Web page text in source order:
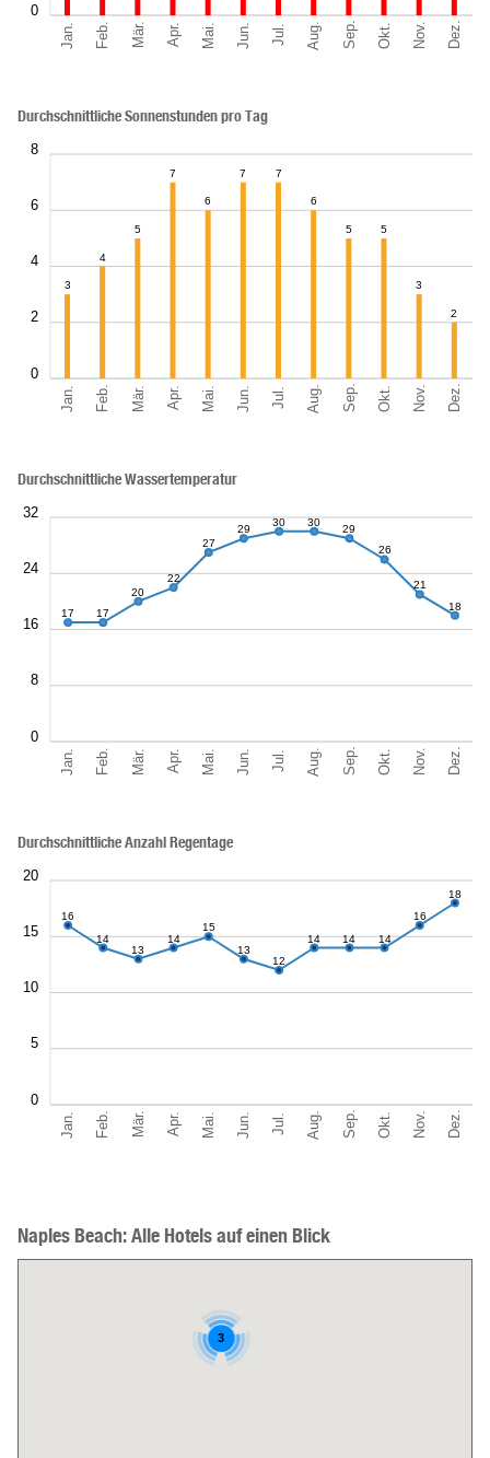
Jan. Feb. Mär. Apr. Mai. Jun. Jul. Aug. Sep. Okt. Nov. Dez.
0
Jan. Feb. Mär. Apr. Mai. Jun. Jul. Aug. Sep. Okt. Nov. Dez.
0
2
4
6
8
Durchschnittliche Sonnenstunden pro Tag
3
4
5
7
6
7 7
6
5 5
3
2
Jan. Feb. Mär. Apr. Mai. Jun. Jul. Aug. Sep. Okt. Nov. Dez.
0
8
16
24
32
Durchschnittliche Wassertemperatur
17 17
20
22
27
29
30 30
29
26
21
18
Jan. Feb. Mär. Apr. Mai. Jun. Jul. Aug. Sep. Okt. Nov. Dez.
0
5
10
15
20
Durchschnittliche Anzahl Regentage
16
14
13
14
15
13
12
14 14 14
16
18
Naples Beach: Alle Hotels auf einen Blick
3